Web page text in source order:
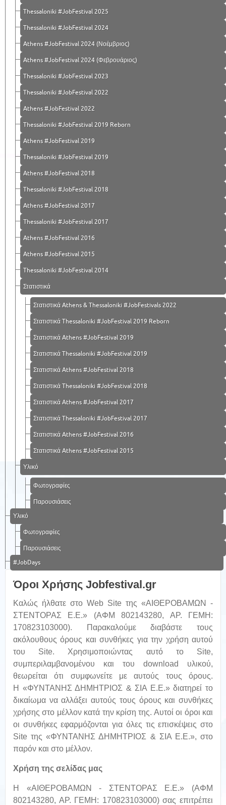
Thessaloniki #JobFestival 2025
Thessaloniki #JobFestival 2024
Athens #JobFestival 2024 (Νοέμβριος)
Athens #JobFestival 2024 (Φεβρουάριος)
Thessaloniki #JobFestival 2023
Thessaloniki #JobFestival 2022
Athens #JobFestival 2022
Thessaloniki #JobFestival 2019 Reborn
Athens #JobFestival 2019
Thessaloniki #JobFestival 2019
Athens #JobFestival 2018
Thessaloniki #JobFestival 2018
Athens #JobFestival 2017
Τhessaloniki #JobFestival 2017
Athens #JobFestival 2016
Athens #JobFestival 2015
Thessaloniki #JobFestival 2014
Στατιστικά
Στατιστικά Athens & Thessaloniki #JobFestivals 2022
Στατιστικά Thessaloniki #JobFestival 2019 Reborn
Στατιστικά Athens #JobFestival 2019
Στατιστικά Thessaloniki #JobFestival 2019
Στατιστικά Athens #JobFestival 2018
Στατιστικά Thessaloniki #JobFestival 2018
Στατιστικά Athens #JobFestival 2017
Στατιστικά Thessaloniki #JobFestival 2017
Στατιστικά Athens #JobFestival 2016
Στατιστικά Athens #JobFestival 2015
Υλικό
Φωτογραφίες
Παρουσιάσεις
Υλικό
Φωτογραφίες
Παρουσιάσεις
#JobDays
Όροι Χρήσης Jobfestival.gr
Καλώς ήλθατε στο Web Site της «ΑΙΘΕΡΟΒΑΜΩΝ -
ΣΤΕΝΤΟΡΑΣ Ε.Ε.» (ΑΦΜ 802143280, ΑΡ. ΓΕΜΗ:
170823103000). Παρακαλούμε διαβάστε τους
ακόλουθους όρους και συνθήκες για την χρήση αυτού
του Site. Χρησιμοποιώντας αυτό το Site,
συμπεριλαμβανομένου και του download υλικού,
θεωρείται ότι συμφωνείτε με αυτούς τους όρους.
Η «ΦΥΝΤΑΝΗΣ ΔΗΜΗΤΡΙΟΣ & ΣΙΑ Ε.Ε.» διατηρεί το
δικαίωμα να αλλάξει αυτούς τους όρους και συνθήκες
χρήσης στο μέλλον κατά την κρίση της. Αυτοί οι όροι και
οι συνθήκες εφαρμόζονται για όλες τις επισκέψεις στο
Site της «ΦΥΝΤΑΝΗΣ ΔΗΜΗΤΡΙΟΣ & ΣΙΑ Ε.Ε.», στο
παρόν και στο μέλλον.
Χρήση της σελίδας μας
Η «ΑΙΘΕΡΟΒΑΜΩΝ - ΣΤΕΝΤΟΡΑΣ Ε.Ε.» (ΑΦΜ
802143280, ΑΡ. ΓΕΜΗ: 170823103000) σας επιτρέπει